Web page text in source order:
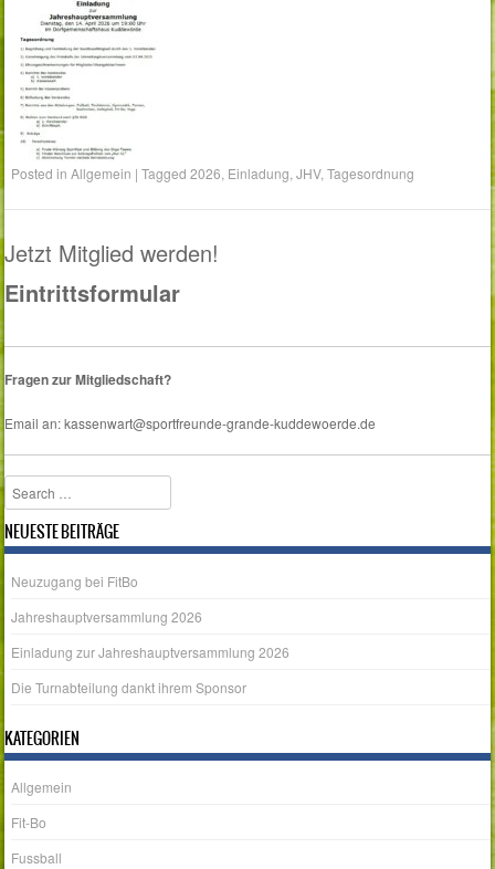
Posted inAllgemein |Tagged2026 Einladung ,JHV,Tagesordnung
Jetzt Mitglied werden!
Eintrittsformular
Fragen zur Mitgliedschaft?
Email an: kassenwart@sportfreunde-grande-kuddewoerde.de
Search
NEUESTE BEITRÄGE
Neuzugang bei FitBo
Jahreshauptversammlung 2026
Einladung zur Jahreshauptversammlung 2026
Die Turnabteilung dankt ihrem Sponsor
KATEGORIEN
Allgemein
Fit-Bo
Fussball